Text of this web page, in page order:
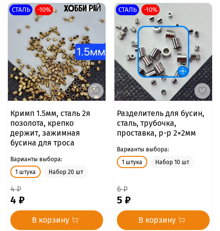
СТАЛЬ -10%
Кримп 1.5мм, сталь 2я
позолота, крепко
держит, зажимная
бусина для троса
Варианты выбора:
1 штука
Набор 20 шт
4 ₽
4 ₽
В корзину
СТАЛЬ -10%
Разделитель для бусин,
сталь, трубочка,
проставка, р-р 2×2мм
Варианты выбора:
1 штука
Набор 10 шт
6 ₽
5 ₽
В корзину